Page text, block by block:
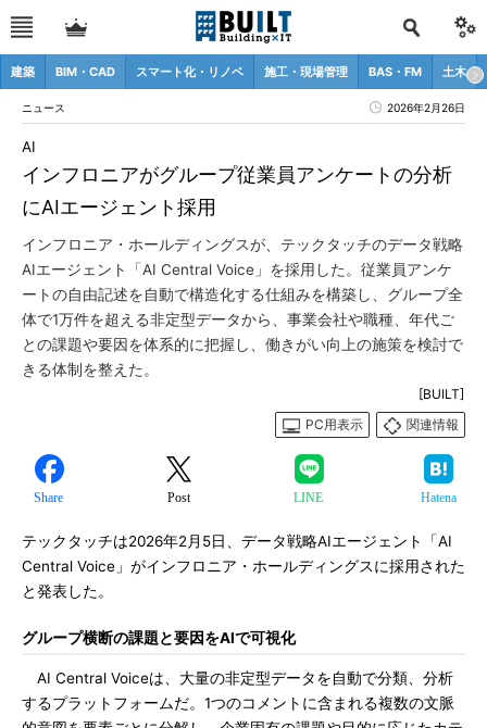
建築 BIM・CAD スマート化・リノベ 施工・現場管理 BAS・FM 土木
ニュース 2026年2月26日
インフロニアがグループ従業員アンケートの分析
にAIエージェント採用
AI
インフロニア・ホールディングスが、テックタッチのデータ戦略
AIエージェント「AI Central Voice」を採用した。従業員アンケ
ートの自由記述を自動で構造化する仕組みを構築し、グループ全
体で1万件を超える非定型データから、事業会社や職種、年代ご
との課題や要因を体系的に把握し、働きがい向上の施策を検討で
きる体制を整えた。
[BUILT]
PC用表示
関連情報
Share Post LINE Hatena
テックタッチは2026年2月5日、データ戦略AIエージェント「AI
Central Voice」がインフロニア・ホールディングスに採用された
と発表した。
グループ横断の課題と要因をAIで可視化
AI Central Voiceは、大量の非定型データを自動で分類、分析
するプラットフォームだ。1つのコメントに含まれる複数の文脈